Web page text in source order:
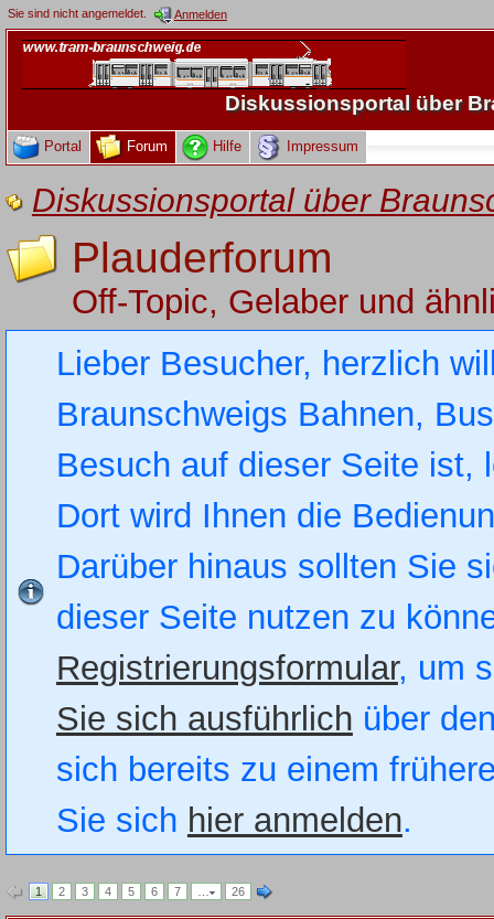
Sie sind nicht angemeldet. Anmelden
Diskussionsportal über
Portal Forum Hilfe Impressum
Diskussionsportal über
Plauderforum
Off-Topic, Gelaber und
Lieber Besucher, herzlich
Braunschweigs Bahnen,
Besuch auf dieser Seite
Dort wird Ihnen die
Darüber hinaus sollten Sie
dieser Seite nutzen zu
Registrierungsformular, um
Sie sich ausführlich über
sich bereits zu einem
Sie sich hier anmelden.
1 2 3 4 5 6 7 … 26